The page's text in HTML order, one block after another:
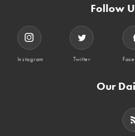
Follow
Instagram Twitter
Our